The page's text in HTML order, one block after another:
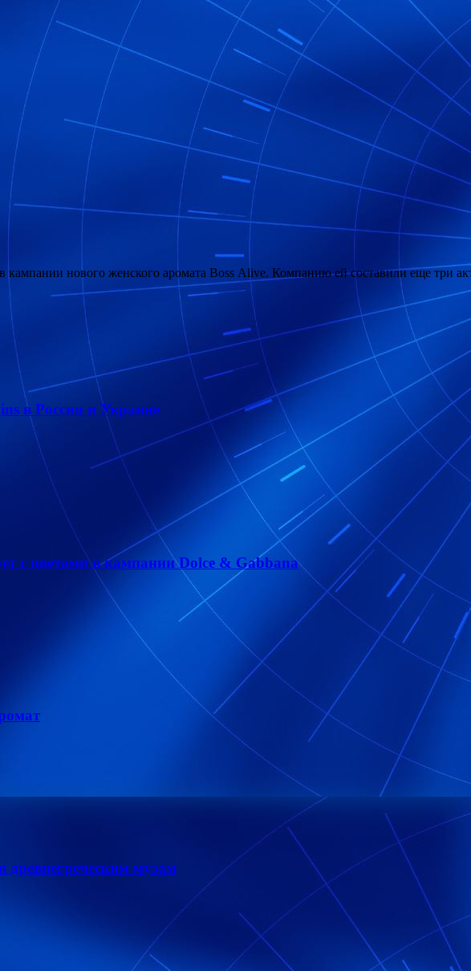
кампании нового женского аромата Boss Alive. Компанию ей составили еще три
в России и Украине
с цветами в кампании Dolce & Gabbana
музам